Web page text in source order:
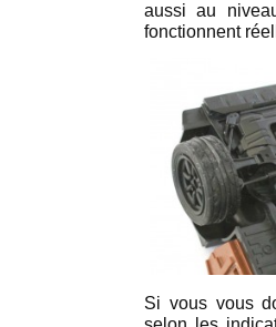
aussi au
fonctionnent
Si vous vous